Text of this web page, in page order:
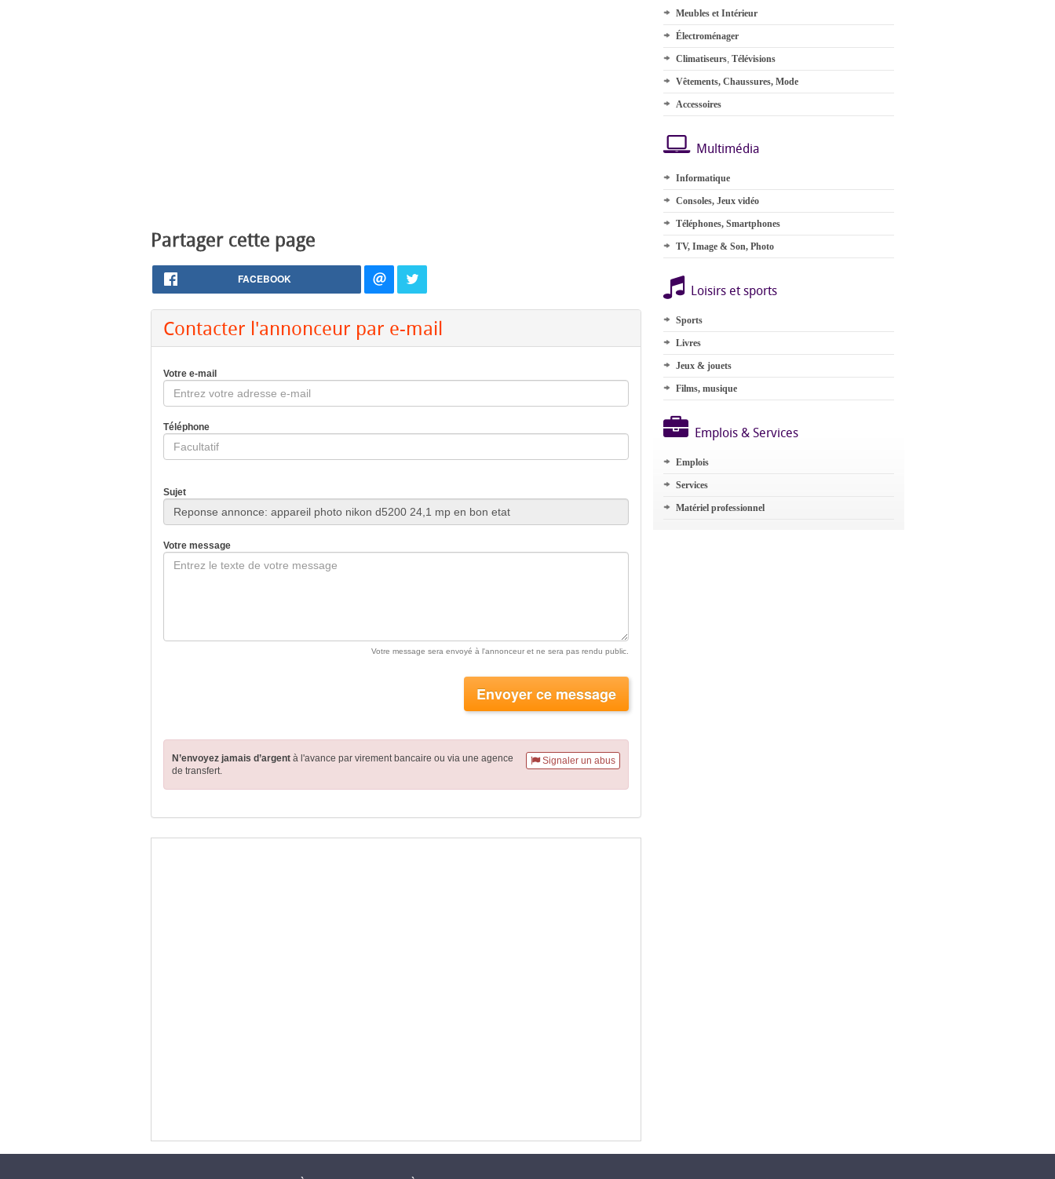
Partager cette page
FACEBOOK
Contacter l'annonceur par e-mail
Votre e-mail
Téléphone
Sujet
Votre message
Votre message sera envoyé à l'annonceur et ne sera pas rendu public.
Envoyer ce message
Signaler un abus
N’envoyez jamais d’argent à l'avance par virement bancaire ou via une agence
de transfert.
Meubles et Intérieur
Électroménager
Climatiseurs, Télévisions
Vêtements, Chaussures, Mode
Accessoires
Multimédia
Informatique
Consoles, Jeux vidéo
Téléphones, Smartphones
TV, Image & Son, Photo
Loisirs et sports
Sports
Livres
Jeux & jouets
Films, musique
Emplois & Services
Emplois
Services
Matériel professionnel